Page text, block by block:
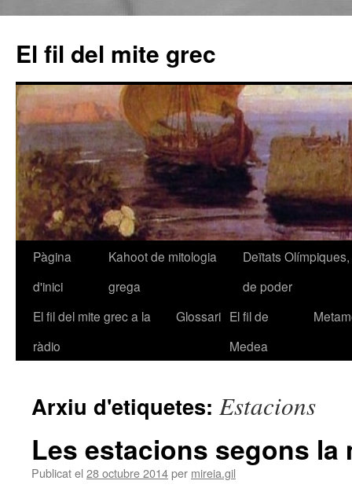
El fil del mite grec
Vés
contingut
Pàgina
d'inici
Kahoot de mitologia
grega
Deïtats
de poder
El fil del mite grec a la
ràdio
Glossari El fil de
Medea
Arxiu d'etiquetes: Estacions
Les estacions segons la
Publicat el 28 octubre 2014per mireia.gil